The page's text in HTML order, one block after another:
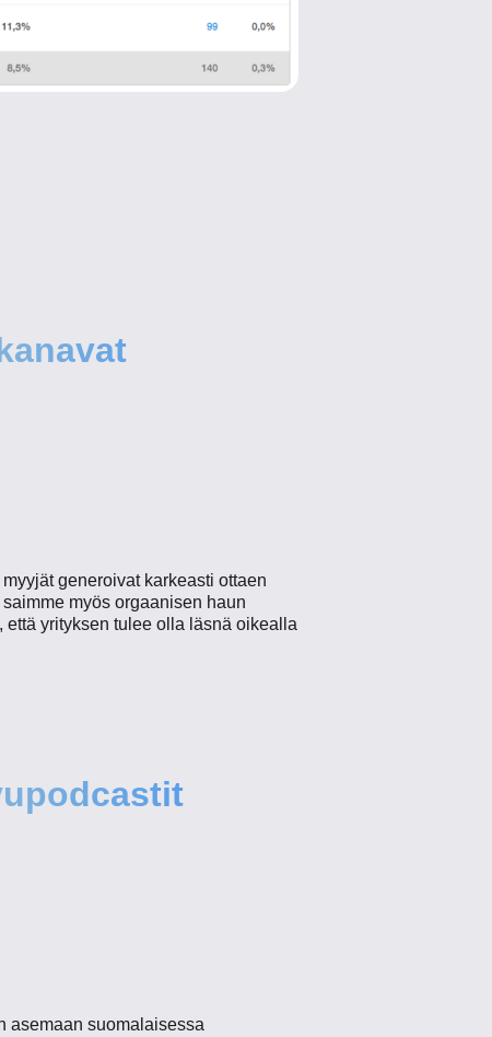
generoivat karkeasti ottaen
myös orgaanisen haun
yrityksen tulee olla läsnä oikealla
asemaan suomalaisessa